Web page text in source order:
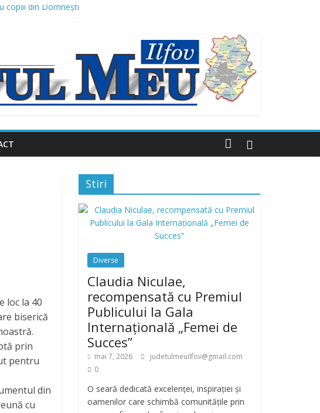
copiii din Domnești
2,16 milioane de lei, finanțat prin AFM
loc la 40
biserică
prin
pentru
din
cu
Stiri
Diverse
Claudia Niculae,
recompensată cu Premiul
Publicului la Gala
Internațională „Femei de
Succes”
mai 7, 2026
judetulmeuilfov@gmail.com
0
O seară dedicată excelenței, inspirației și
oamenilor care schimbă comunitățile prin